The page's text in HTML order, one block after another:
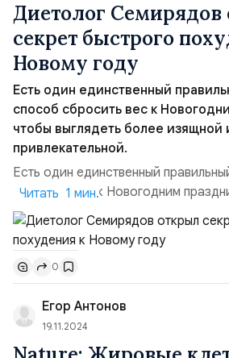
Диетолог Семирядов
секрет быстрого
Новому году
Есть один единственный
способ сбросить вес к
чтобы выглядеть более изящной
привлекательной.
Есть один единственный
сбросить вес к Новогодним
выглядеть более изящной и
способе рассказал диетолог и
Семирядов. По его словам,
Новогодними торжествами для
безболезненного похудения
в которых содержится наи...
Читать 1 мин.
0
Егор Антонов
19.11.2024